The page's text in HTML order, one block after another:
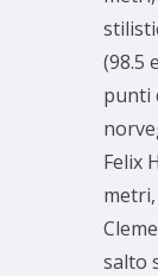
(98.5
punti
Felix
salto